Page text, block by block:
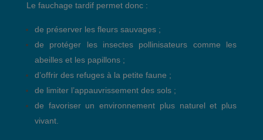
Le fauchage tardif permet donc :
de préserver les fleurs sauvages ;
de protéger les insectes pollinisateurs comme les
abeilles et les papillons ;
d’offrir des refuges à la petite faune ;
de limiter l’appauvrissement des sols ;
de favoriser un environnement plus naturel et plus
vivant.